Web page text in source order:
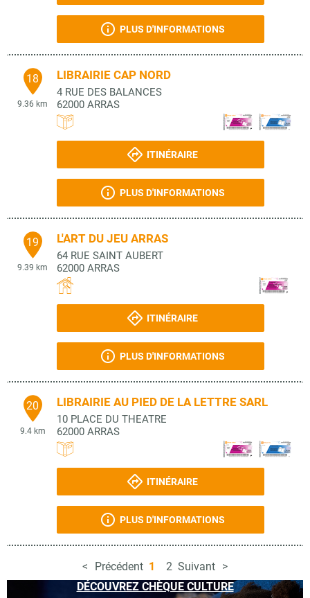
PLUS D'INFORMATIONS
18
9.36 km
LIBRAIRIE CAP NORD
4 RUE DES BALANCES
62000 ARRAS
ITINÉRAIRE
PLUS D'INFORMATIONS
19
9.39 km
L'ART DU JEU ARRAS
64 RUE SAINT AUBERT
62000 ARRAS
ITINÉRAIRE
PLUS D'INFORMATIONS
20
9.4 km
LIBRAIRIE AU PIED DE LA LETTRE SARL
10 PLACE DU THEATRE
62000 ARRAS
ITINÉRAIRE
PLUS D'INFORMATIONS
Précédent 1 2 Suivant
DÉCOUVREZ CHÈQUE CULTURE